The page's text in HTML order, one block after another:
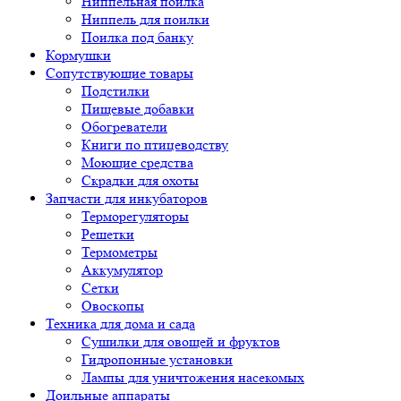
Ниппель для поилки
Поилка под банку
Кормушки
Сопутствующие товары
Подстилки
Пищевые добавки
Обогреватели
Книги по птицеводству
Моющие средства
Скрадки для охоты
Запчасти для инкубаторов
Терморегуляторы
Решетки
Термометры
Аккумулятор
Сетки
Овоскопы
Техника для дома и сада
Сушилки для овощей и фруктов
Гидропонные установки
Лампы для уничтожения насекомых
Доильные аппараты